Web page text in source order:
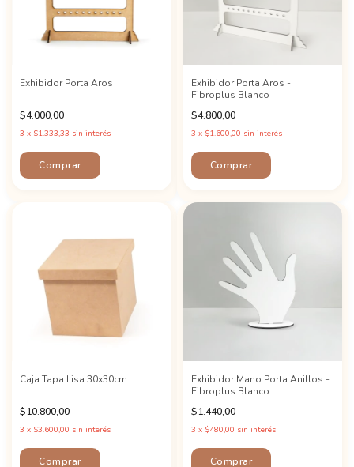
Exhibidor Porta Aros
$4.000,00
3 x $1.333,33 sin interés
Exhibidor Porta Aros -
Fibroplus Blanco
$4.800,00
3 x $1.600,00 sin interés
Caja Tapa Lisa 30x30cm
$10.800,00
3 x $3.600,00 sin interés
Exhibidor Mano Porta Anillos -
Fibroplus Blanco
$1.440,00
3 x $480,00 sin interés